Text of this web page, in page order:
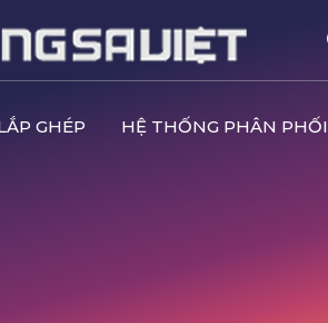
GHÉP HỆ THỐNG PHÂN PHỐI